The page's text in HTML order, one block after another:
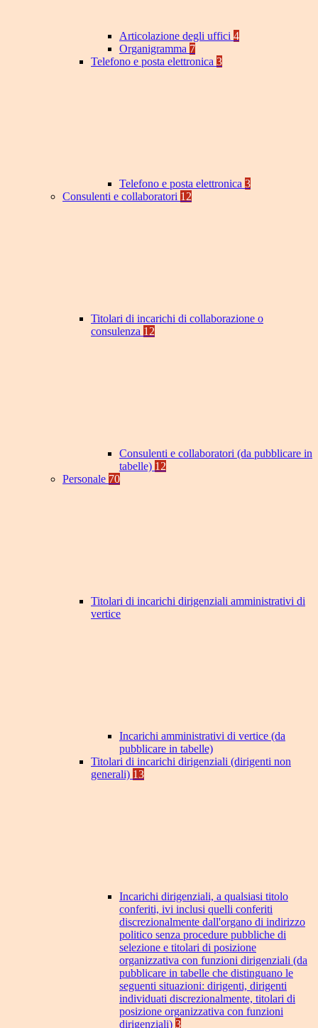
Articolazione degli uffici 4
Organigramma 7
Telefono e posta elettronica 3
Telefono e posta elettronica 3
Consulenti e collaboratori 12
Titolari di incarichi di collaborazione o
consulenza 12
Consulenti e collaboratori (da pubblicare in
tabelle) 12
Personale 70
Titolari di incarichi dirigenziali amministrativi di
vertice
Incarichi amministrativi di vertice (da
pubblicare in tabelle)
Titolari di incarichi dirigenziali (dirigenti non
generali) 13
Incarichi dirigenziali, a qualsiasi titolo
conferiti, ivi inclusi quelli conferiti
discrezionalmente dall'organo di indirizzo
politico senza procedure pubbliche di
selezione e titolari di posizione
organizzativa con funzioni dirigenziali (da
pubblicare in tabelle che distinguano le
seguenti situazioni: dirigenti, dirigenti
individuati discrezionalmente, titolari di
posizione organizzativa con funzioni
dirigenziali) 3